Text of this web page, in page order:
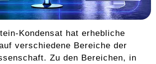
Kondensat hat erhebliche
verschiedene Bereiche der
Zu den Bereichen, in